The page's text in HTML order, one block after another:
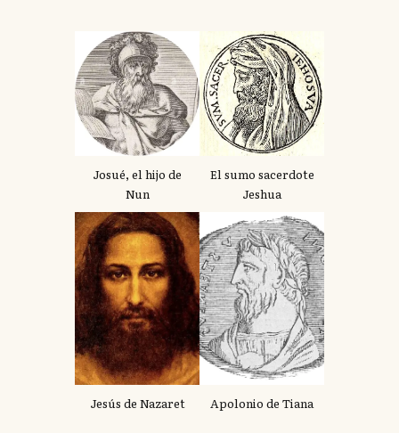
Josué, el hijo de
Nun
El sumo sacerdote
Jeshua
Jesús de Nazaret Apolonio de Tiana